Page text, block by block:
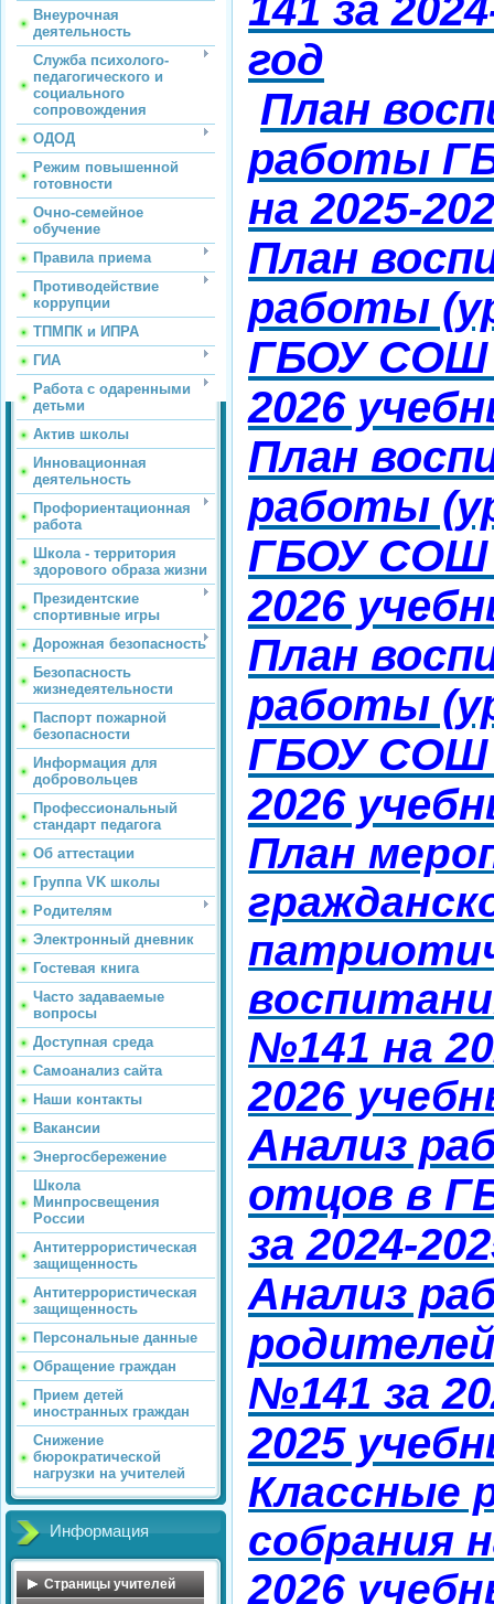
Внеурочная
деятельность
Служба психолого-
педагогического и
социального
сопровождения
ОДОД
Режим повышенной
готовности
Очно-семейное
обучение
Правила приема
Противодействие
коррупции
ТПМПК и ИПРА
ГИА
Работа с одаренными
детьми
Актив школы
Инновационная
деятельность
Профориентационная
работа
Школа - территория
здорового образа жизни
Президентские
спортивные игры
Дорожная безопасность
Безопасность
жизнедеятельности
Паспорт пожарной
безопасности
Информация для
добровольцев
Профессиональный
стандарт педагога
Об аттестации
Группа VK школы
Родителям
Электронный дневник
Гостевая книга
Часто задаваемые
вопросы
Доступная среда
Самоанализ сайта
Наши контакты
Вакансии
Энергосбережение
Школа
Минпросвещения
России
Антитеррористическая
защищенность
Антитеррористическая
защищенность
Персональные данные
Обращение граждан
Прием детей
иностранных граждан
Снижение
бюрократической
нагрузки на учителей
Информация
Страницы учителей
141 за
год
План
работы
на 2025-
План
работы
ГБОУ СОШ
2026
План
работы
ГБОУ СОШ
2026
План
работы
ГБОУ СОШ
2026
План
№141 на
2026
Анализ
отцов в
за 2024-
Анализ
№141 за
2025
Классные
собрания
2026